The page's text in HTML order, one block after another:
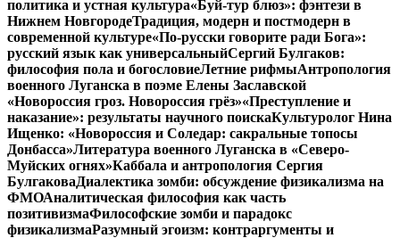
политика и устная культура«Буй-тур блюз»: фэнтези в
Нижнем НовгородеТрадиция, модерн и постмодерн в
современной культуре«По-русски говорите ради Бога»:
русский язык как универсальныйСергий Булгаков:
философия пола и богословиеЛетние рифмыАнтропология
военного Луганска в поэме Елены Заславской
«Новороссия гроз. Новороссия грёз»«Преступление и
наказание»: результаты научного поискаКультуролог Нина
Ищенко: «Новороссия и Соледар: сакральные топосы
Донбасса»Литература военного Луганска в «Северо-
Муйских огнях»Каббала и антропология Сергия
БулгаковаДиалектика зомби: обсуждение физикализма на
ФМОАналитическая философия как часть
позитивизмаФилософские зомби и парадокс
физикализмаРазумный эгоизм: контраргументы и